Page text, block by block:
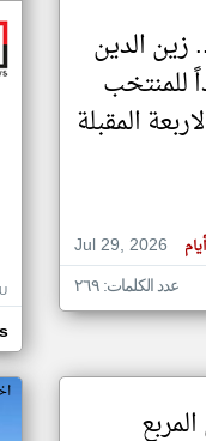
زين الدين
للمنتخب
المقبلة
Jul 29, 2026
عدد الكلمات: ٢٦٩